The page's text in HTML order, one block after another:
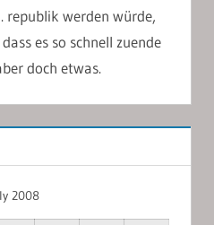
republik werden würde,
es so schnell zuende
doch etwas.
2008